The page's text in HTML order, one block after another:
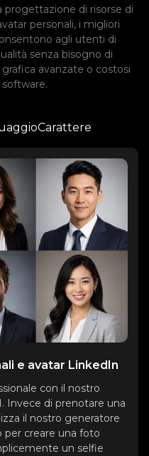
progettazione di risorse di
personali, i migliori
agli utenti di
senza bisogno di
avanzate o costosi
Carattere
e avatar LinkedIn
con il nostro
Invece di prenotare una
il nostro generatore
per creare una foto
un selfie